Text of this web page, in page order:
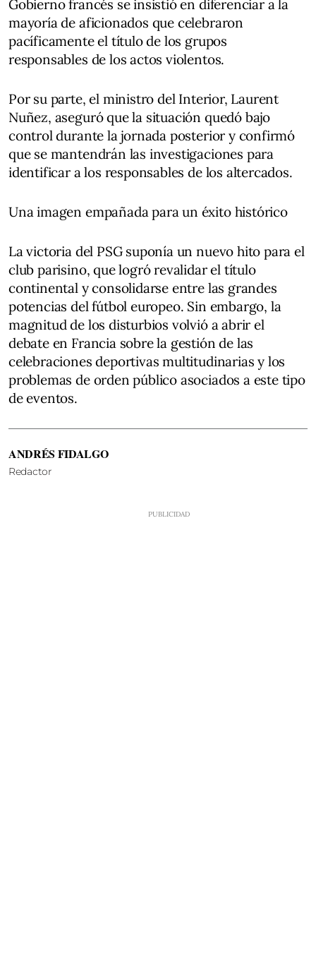
Gobierno francés se insistió en diferenciar a la
mayoría de aficionados que celebraron
pacíficamente el título de los grupos
responsables de los actos violentos.
Por su parte, el ministro del Interior, Laurent
Nuñez, aseguró que la situación quedó bajo
control durante la jornada posterior y confirmó
que se mantendrán las investigaciones para
identificar a los responsables de los altercados.
Una imagen empañada para un éxito histórico
La victoria del PSG suponía un nuevo hito para el
club parisino, que logró revalidar el título
continental y consolidarse entre las grandes
potencias del fútbol europeo. Sin embargo, la
magnitud de los disturbios volvió a abrir el
debate en Francia sobre la gestión de las
celebraciones deportivas multitudinarias y los
problemas de orden público asociados a este tipo
de eventos.
ANDRÉS FIDALGO
Redactor